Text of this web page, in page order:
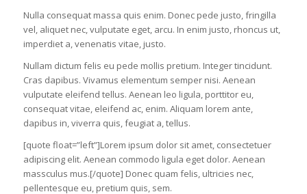
Nulla consequat massa quis enim. Donec pede justo, fringilla
vel, aliquet nec, vulputate eget, arcu. In enim justo, rhoncus ut,
imperdiet a, venenatis vitae, justo.
Nullam dictum felis eu pede mollis pretium. Integer tincidunt.
Cras dapibus. Vivamus elementum semper nisi. Aenean
vulputate eleifend tellus. Aenean leo ligula, porttitor eu,
consequat vitae, eleifend ac, enim. Aliquam lorem ante,
dapibus in, viverra quis, feugiat a, tellus.
[quote float=”left”]Lorem ipsum dolor sit amet, consectetuer
adipiscing elit. Aenean commodo ligula eget dolor. Aenean
massculus mus.[/quote] Donec quam felis, ultricies nec,
pellentesque eu, pretium quis, sem.